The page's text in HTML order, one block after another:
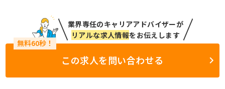
業界専任のキャリアアドバイザーが
リアルな求人情報をお伝えします
この求人を問い合わせる